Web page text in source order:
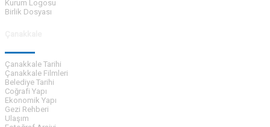
Kurum Logosu
Birlik Dosyası
Çanakkale Tarihi
Çanakkale Filmleri
Belediye Tarihi
Coğrafi Yapı
Ekonomik Yapı
Gezi Rehberi
Ulaşım